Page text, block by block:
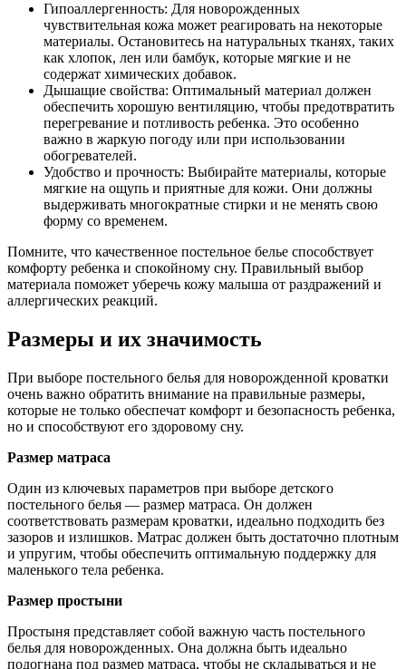
Гипоаллергенность: Для новорожденных
чувствительная кожа может реагировать на некоторые
материалы. Остановитесь на натуральных тканях, таких
как хлопок, лен или бамбук, которые мягкие и не
содержат химических добавок.
Дышащие свойства: Оптимальный материал должен
обеспечить хорошую вентиляцию, чтобы предотвратить
перегревание и потливость ребенка. Это особенно
важно в жаркую погоду или при использовании
обогревателей.
Удобство и прочность: Выбирайте материалы, которые
мягкие на ощупь и приятные для кожи. Они должны
выдерживать многократные стирки и не менять свою
форму со временем.
Помните, что качественное постельное белье способствует
комфорту ребенка и спокойному сну. Правильный выбор
материала поможет уберечь кожу малыша от раздражений и
аллергических реакций.
Размеры и их значимость
При выборе постельного белья для новорожденной кроватки
очень важно обратить внимание на правильные размеры,
которые не только обеспечат комфорт и безопасность ребенка,
но и способствуют его здоровому сну.
Размер матраса
Один из ключевых параметров при выборе детского
постельного белья — размер матраса. Он должен
соответствовать размерам кроватки, идеально подходить без
зазоров и излишков. Матрас должен быть достаточно плотным
и упругим, чтобы обеспечить оптимальную поддержку для
маленького тела ребенка.
Размер простыни
Простыня представляет собой важную часть постельного
белья для новорожденных. Она должна быть идеально
подогнана под размер матраса, чтобы не складываться и не